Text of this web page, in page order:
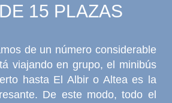
15 PLAZAS
de un número considerable
viajando en grupo, el minibús
hasta El Albir o Altea es la
De este modo, todo el